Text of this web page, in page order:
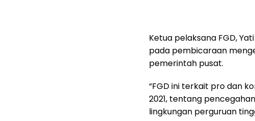
Ketua pelaksana FGD,
pada pembicaraan
pemerintah pusat.
“FGD ini terkait pro dan
2021, tentang
lingkungan perguruan